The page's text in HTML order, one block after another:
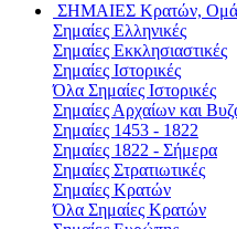
ΣΗΜΑΙΕΣ Κρατών,
Σημαίες Ελληνικές
Σημαίες Εκκλησιαστικές
Σημαίες Ιστορικές
Όλα Σημαίες Ιστορικές
Σημαίες Αρχαίων και
Σημαίες 1453 - 1822
Σημαίες 1822 - Σήμερα
Σημαίες Στρατιωτικές
Σημαίες Κρατών
Όλα Σημαίες Κρατών